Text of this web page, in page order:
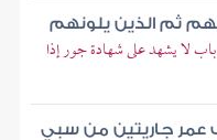
ثم الذين يلونهم
لا يشهد على شهادة جور إذا
عمر جاريتين من سبي